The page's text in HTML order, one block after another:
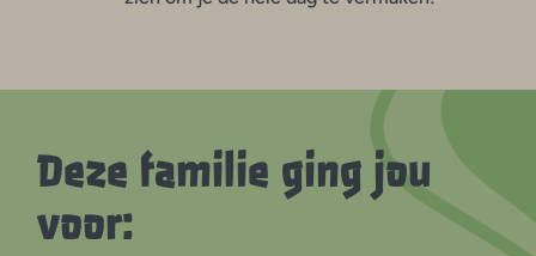
Deze familie ging jou
voor: